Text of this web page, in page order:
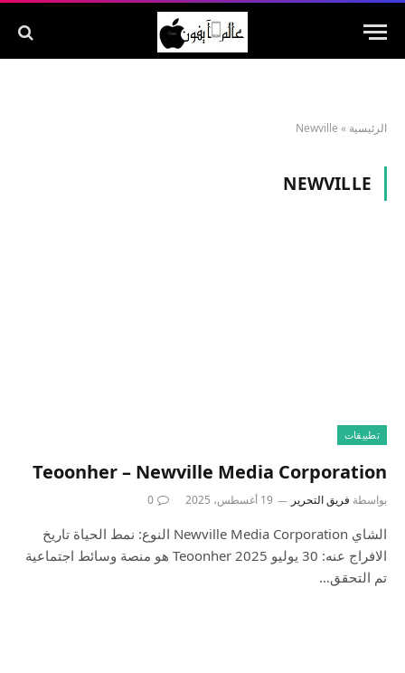
الرئيسية »
Newville
NEWVILLE
تطبيقات
Teoonher – Newville Media Corporation
بواسطة فريق التحرير 19 أغسطس، 2025 0
الشاي Newville Media Corporation النوع: نمط الحياة تاريخ
الافراج عنه: 30 يوليو 2025 Teoonher هو منصة وسائط اجتماعية
تم التحقق…